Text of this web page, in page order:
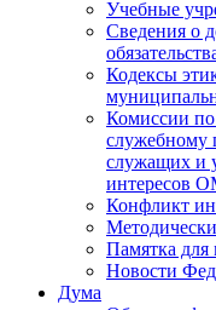
Учебные
Сведения о
Кодексы
Комиссии
служебному
служащих и
интересов
Конфликт
Памятка
Новости
Дума